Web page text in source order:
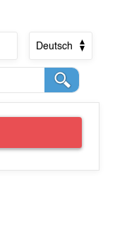
Deutsch